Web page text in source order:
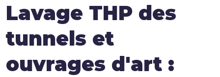
PLB Sécurité
Actualités
Lavage THP des
tunnels et
ouvrages d'art :